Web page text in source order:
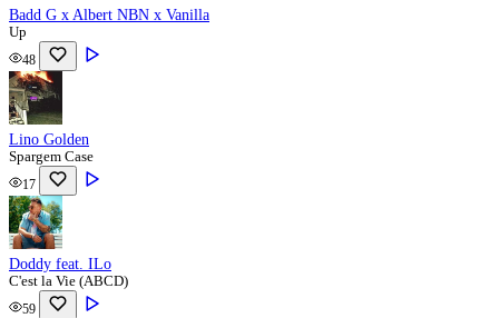
Badd G x Albert NBN x Vanilla
Up
48
Lino Golden
Spargem Case
17
Doddy feat. ​⁠ILo
C'est la Vie (ABCD)
59